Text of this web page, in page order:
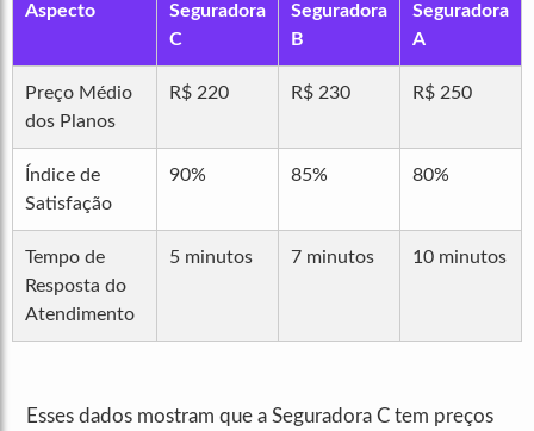
Aspecto
Seguradora
C
Seguradora
B
Seguradora
A
Preço Médio
dos Planos
R$ 220 R$ 230 R$ 250
Índice de
Satisfação
90% 85% 80%
Tempo de
Resposta do
Atendimento
5 minutos 7 minutos 10 minutos
Esses dados mostram que a Seguradora C tem preços